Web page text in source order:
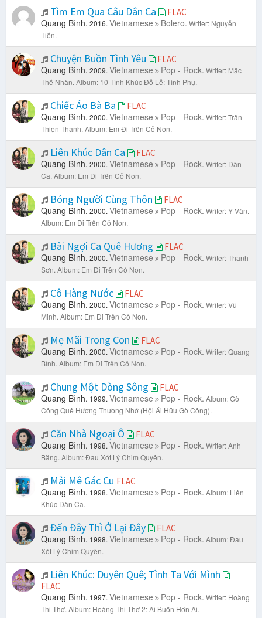
Tìm Em Qua Câu Dân Ca FLAC
Quang Bình. 2016. Vietnamese Bolero. Writer: Nguyễn
Tiến.
Chuyện Buồn Tình Yêu FLAC
Quang Bình. 2009. Vietnamese Pop - Rock. Writer: Mặc
Thế Nhân. Album: 10 Tình Khúc Đỗ Lễ: Tình Phụ.
Chiếc Áo Bà Ba FLAC
Quang Bình. 2000. Vietnamese Pop - Rock. Writer: Trần
Thiện Thanh. Album: Em Đi Trên Cỏ Non.
Liên Khúc Dân Ca FLAC
Quang Bình. 2000. Vietnamese Pop - Rock. Writer: Dân
Ca. Album: Em Đi Trên Cỏ Non.
Bóng Người Cùng Thôn FLAC
Quang Bình. 2000. Vietnamese Pop - Rock. Writer: Y Vân.
Album: Em Đi Trên Cỏ Non.
Bài Ngợi Ca Quê Hương FLAC
Quang Bình. 2000. Vietnamese Pop - Rock. Writer: Thanh
Sơn. Album: Em Đi Trên Cỏ Non.
Cô Hàng Nước FLAC
Quang Bình. 2000. Vietnamese Pop - Rock. Writer: Vũ
Minh. Album: Em Đi Trên Cỏ Non.
Mẹ Mãi Trong Con FLAC
Quang Bình. 2000. Vietnamese Pop - Rock. Writer: Quang
Bình. Album: Em Đi Trên Cỏ Non.
Chung Một Dòng Sông FLAC
Quang Bình. 1999. Vietnamese Pop - Rock. Album: Gò
Công Quê Hương Thương Nhớ (Hội Ái Hữu Gò Công).
Căn Nhà Ngoại Ô FLAC
Quang Bình. 1998. Vietnamese Pop - Rock. Writer: Anh
Bằng. Album: Đau Xót Lý Chim Quyên.
Mải Mê Gác Cu FLAC
Quang Bình. 1998. Vietnamese Pop - Rock. Album: Liên
Khúc Dân Ca.
Đến Đây Thì Ở Lại Đây FLAC
Quang Bình. 1998. Vietnamese Pop - Rock. Album: Đau
Xót Lý Chim Quyên.
Liên Khúc: Duyên Quê; Tình Ta Với Mình
FLAC
Quang Bình. 1997. Vietnamese Pop - Rock. Writer: Hoàng
Thi Thơ. Album: Hoàng Thi Thơ 2: Ai Buồn Hơn Ai.